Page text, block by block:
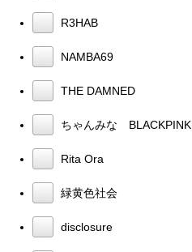
R3HAB
NAMBA69
THE DAMNED
ちゃんみな BLACKPINK
Rita Ora
緑黄色社会
disclosure